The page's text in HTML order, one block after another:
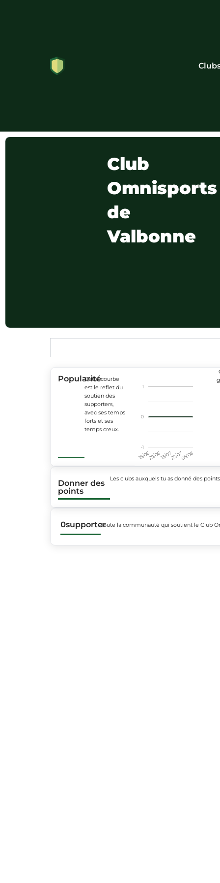
Club
Omnisports
de
Valbonne
PopularitéCette courbe
est le reflet du
soutien des
supporters,
avec ses temps
forts et ses
temps creux.
15/0629/0613/0727/0706/08
-1
0
1
Donner des
points
Les clubs auxquels tu as donné des points
0supporterToute la communauté qui soutient le Club